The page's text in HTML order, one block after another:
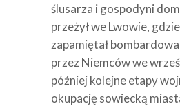
ślusarza i gospodyni
przeżył we Lwowie,
zapamiętał
przez Niemców we
później kolejne etapy
okupację sowiecką